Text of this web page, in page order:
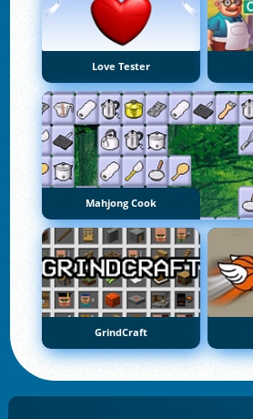
Love Tester
Mahjong Cook
GrindCraft